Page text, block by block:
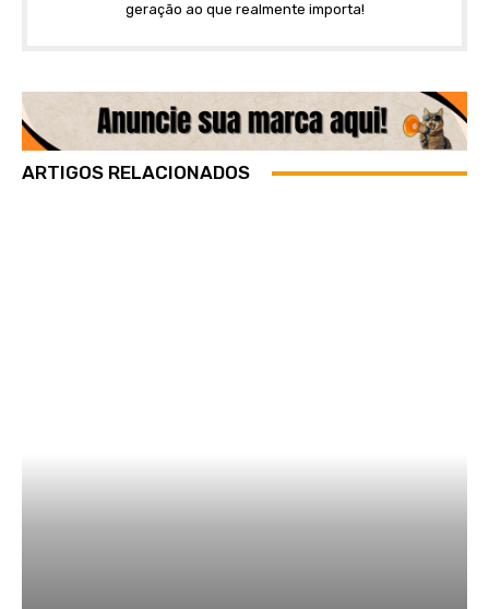
geração ao que realmente importa!
ARTIGOS RELACIONADOS